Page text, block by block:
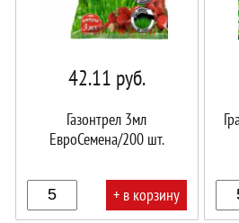
42.11 руб.
Газонтрел 3мл
ЕвроСемена/200 шт.
+ в корзину